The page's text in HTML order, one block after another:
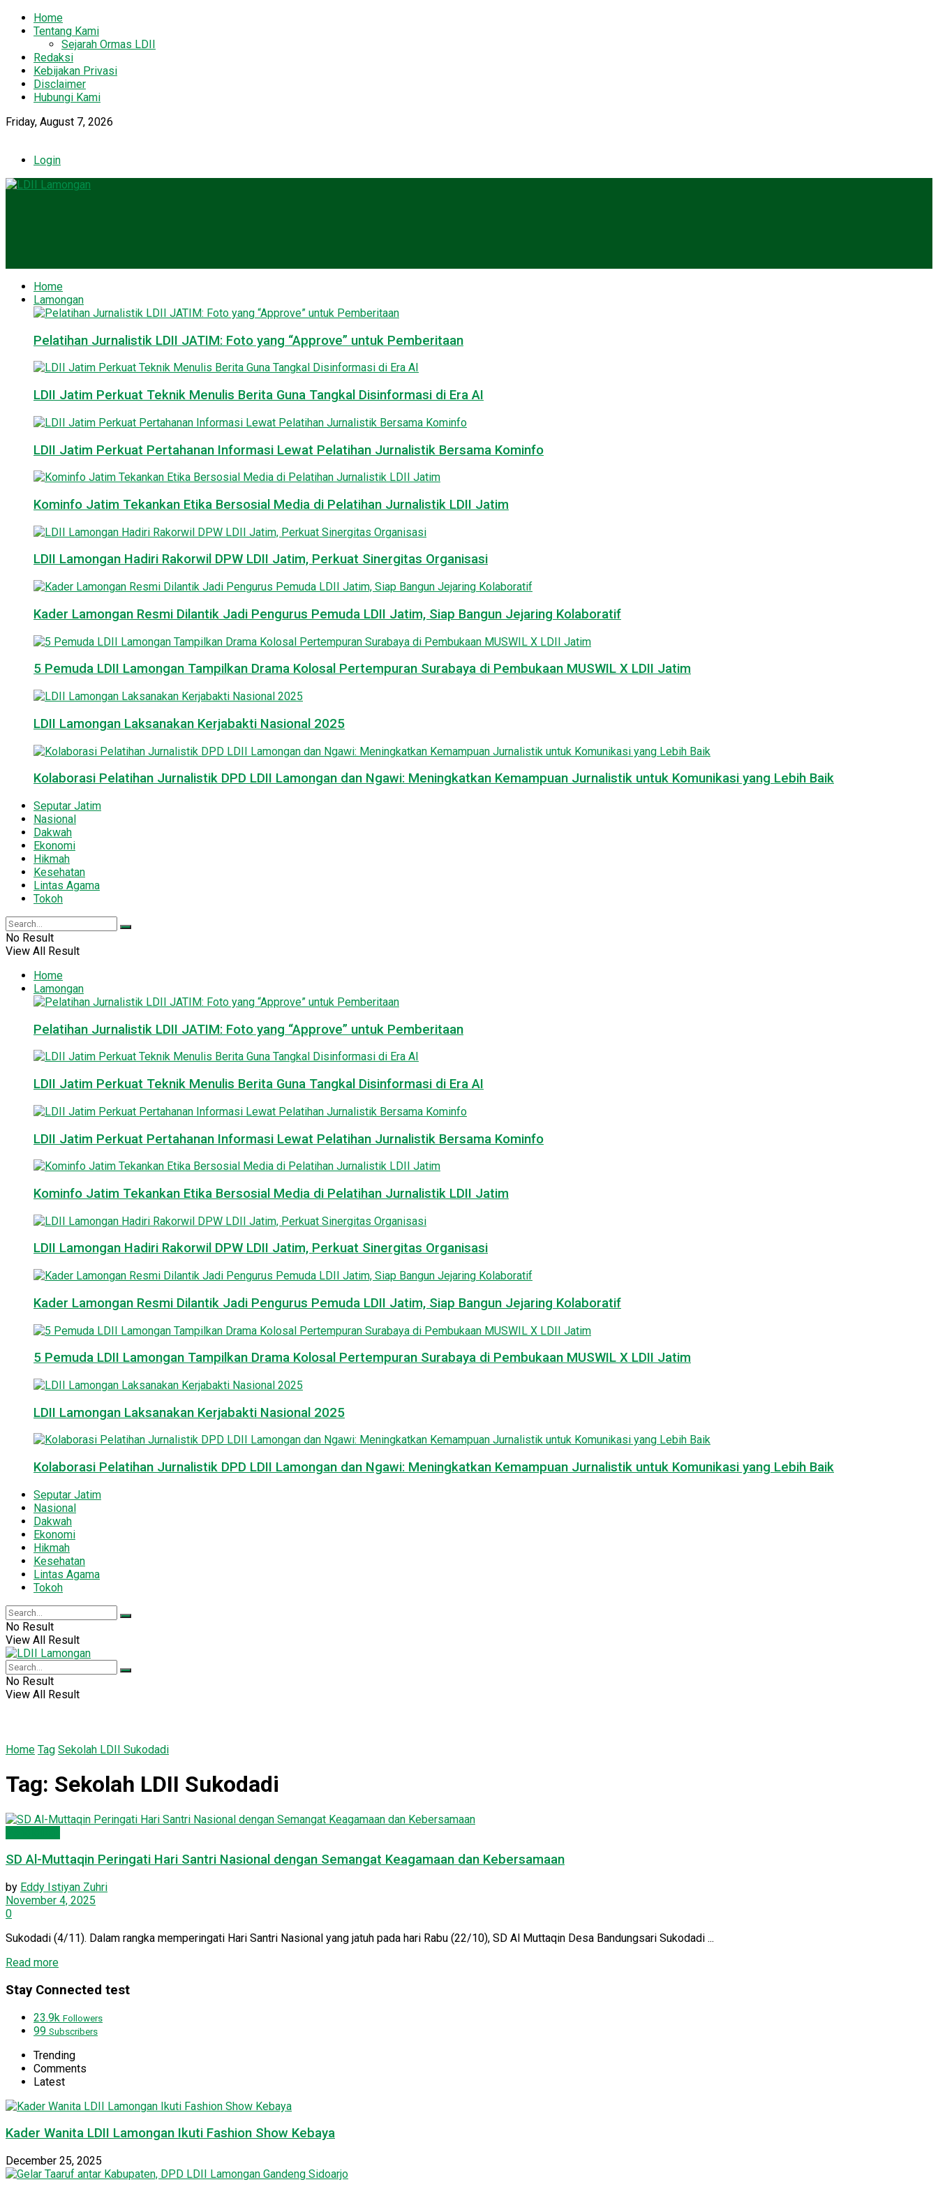
Home
Tentang Kami
Sejarah Ormas LDII
Redaksi
Kebijakan Privasi
Disclaimer
Hubungi Kami
Friday, August 7, 2026
Login
Home
Lamongan
Pelatihan Jurnalistik LDII JATIM: Foto yang “Approve” untuk Pemberitaan
LDII Jatim Perkuat Teknik Menulis Berita Guna Tangkal Disinformasi di Era AI
LDII Jatim Perkuat Pertahanan Informasi Lewat Pelatihan Jurnalistik Bersama Kominfo
Kominfo Jatim Tekankan Etika Bersosial Media di Pelatihan Jurnalistik LDII Jatim
LDII Lamongan Hadiri Rakorwil DPW LDII Jatim, Perkuat Sinergitas Organisasi
Kader Lamongan Resmi Dilantik Jadi Pengurus Pemuda LDII Jatim, Siap Bangun Jejaring Kolaboratif
5 Pemuda LDII Lamongan Tampilkan Drama Kolosal Pertempuran Surabaya di Pembukaan MUSWIL X LDII Jatim
LDII Lamongan Laksanakan Kerjabakti Nasional 2025
Kolaborasi Pelatihan Jurnalistik DPD LDII Lamongan dan Ngawi: Meningkatkan Kemampuan Jurnalistik untuk Komunikasi yang Lebih Baik
Seputar Jatim
Nasional
Dakwah
Ekonomi
Hikmah
Kesehatan
Lintas Agama
Tokoh
No Result
View All Result
Home
Lamongan
Pelatihan Jurnalistik LDII JATIM: Foto yang “Approve” untuk Pemberitaan
LDII Jatim Perkuat Teknik Menulis Berita Guna Tangkal Disinformasi di Era AI
LDII Jatim Perkuat Pertahanan Informasi Lewat Pelatihan Jurnalistik Bersama Kominfo
Kominfo Jatim Tekankan Etika Bersosial Media di Pelatihan Jurnalistik LDII Jatim
LDII Lamongan Hadiri Rakorwil DPW LDII Jatim, Perkuat Sinergitas Organisasi
Kader Lamongan Resmi Dilantik Jadi Pengurus Pemuda LDII Jatim, Siap Bangun Jejaring Kolaboratif
5 Pemuda LDII Lamongan Tampilkan Drama Kolosal Pertempuran Surabaya di Pembukaan MUSWIL X LDII Jatim
LDII Lamongan Laksanakan Kerjabakti Nasional 2025
Kolaborasi Pelatihan Jurnalistik DPD LDII Lamongan dan Ngawi: Meningkatkan Kemampuan Jurnalistik untuk Komunikasi yang Lebih Baik
Seputar Jatim
Nasional
Dakwah
Ekonomi
Hikmah
Kesehatan
Lintas Agama
Tokoh
No Result
View All Result
No Result
View All Result
Home Tag Sekolah LDII Sukodadi
Tag: Sekolah LDII Sukodadi
SD Al-Muttaqin Peringati Hari Santri Nasional dengan Semangat Keagamaan dan Kebersamaan
by Eddy Istiyan Zuhri
November 4, 2025
0
Sukodadi (4/11). Dalam rangka memperingati Hari Santri Nasional yang jatuh pada hari Rabu (22/10), SD Al Muttaqin Desa Bandungsari Sukodadi ...
Read moreDetails
Stay Connected test
23.9k Followers
99 Subscribers
Trending
Comments
Latest
Kader Wanita LDII Lamongan Ikuti Fashion Show Kebaya
December 25, 2025